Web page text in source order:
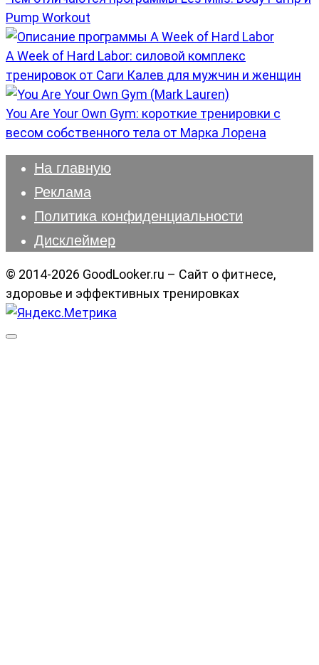
Pump Workout
A Week of Hard Labor: силовой комплекс
тренировок от Саги Калев для мужчин и женщин
You Are Your Own Gym: короткие тренировки с
весом собственного тела от Марка Лорена
На главную
Реклама
Политика конфиденциальности
Дисклеймер
© 2014-2026 GoodLooker.ru – Сайт о фитнесе,
здоровье и эффективных тренировках